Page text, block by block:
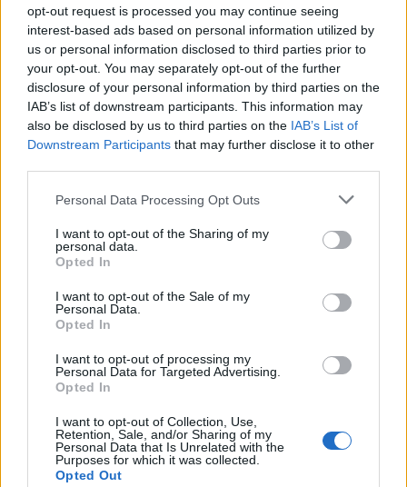
opt-out request is processed you may continue seeing
interest-based ads based on personal information utilized by
us or personal information disclosed to third parties prior to
your opt-out. You may separately opt-out of the further
disclosure of your personal information by third parties on the
IAB’s list of downstream participants. This information may
also be disclosed by us to third parties on the IAB’s List of
Downstream Participants that may further disclose it to other
Please note that this website/app uses one or more Google
not limited to your visit or usage behaviour. You may click to
grant or deny consent to Google and its third-party tags to
use your data for below specified purposes in below Google
consent section.
Personal Data Processing Opt Outs
I want to opt-out of the Sharing of my
personal data.
Opted In
I want to opt-out of the Sale of my
Personal Data.
Opted In
I want to opt-out of processing my
Personal Data for Targeted Advertising.
Opted In
I want to opt-out of Collection, Use,
Retention, Sale, and/or Sharing of my
Personal Data that Is Unrelated with the
Purposes for which it was collected.
Opted Out
Kimolos Experience Festival